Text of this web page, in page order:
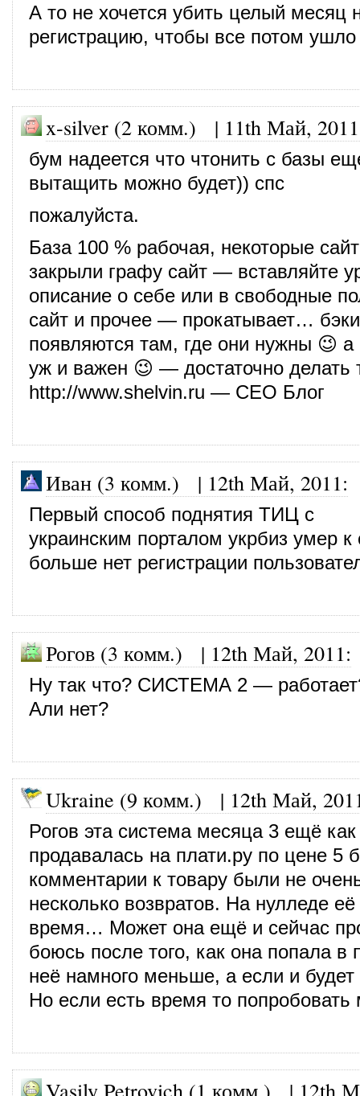
А то не хочется убить целый месяц
регистрацию, чтобы все потом ушло
x-silver (2 комм.) | 11th Май, 2011
бум надеется что чтонить с базы
вытащить можно будет)) спс
пожалуйста.
База 100 % рабочая, некоторые
закрыли графу сайт — вставляйте
описание о себе или в свободные
сайт и прочее — прокатывает…
появляются там, где они нужны 😉 а
уж и важен 😉 — достаточно делать
http://www.shelvin.ru — СЕО Блог
Иван (3 комм.) | 12th Май, 2011:
Первый способ поднятия ТИЦ с
украинским порталом укрбиз умер
больше нет регистрации
Рогов (3 комм.) | 12th Май, 2011:
Ну так что? СИСТЕМА 2 —
Али нет?
Ukraine (9 комм.) | 12th Май,
Рогов эта система месяца 3 ещё как
продавалась на плати.ру по цене 5
комментарии к товару были не
несколько возвратов. На нулледе
время… Может она ещё и сейчас
боюсь после того, как она попала в
неё намного меньше, а если и будет
Но если есть время то
Vasily Petrovich (1 комм.) | 12th